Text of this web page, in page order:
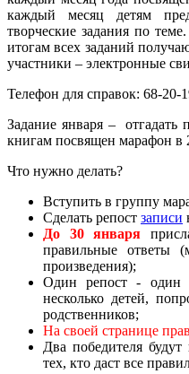
каждый месяц детям
творческие задания по
итогам всех заданий
участники – электронные
Телефон для справок: 68-20-
Задание января –
книгам посвящен марафон в
Что нужно делать?
Вступить в группу
Сделать репост записи
До 30 января
правильные ответы
произведения);
Один репост - один
несколько детей,
родственников;
На своей странице
Два победителя
тех, кто даст все